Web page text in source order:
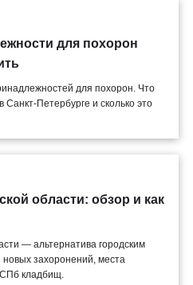
для похорон
для похорон. Что
Санкт-Петербурге и сколько это
области: обзор и как
— альтернатива городским
захоронений, места
кладбищ.